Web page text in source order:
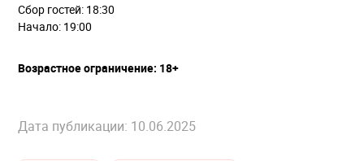
Сбор гостей: 18:30
Начало: 19:00
Возрастное ограничение: 18+
Дата публикации: 10.06.2025